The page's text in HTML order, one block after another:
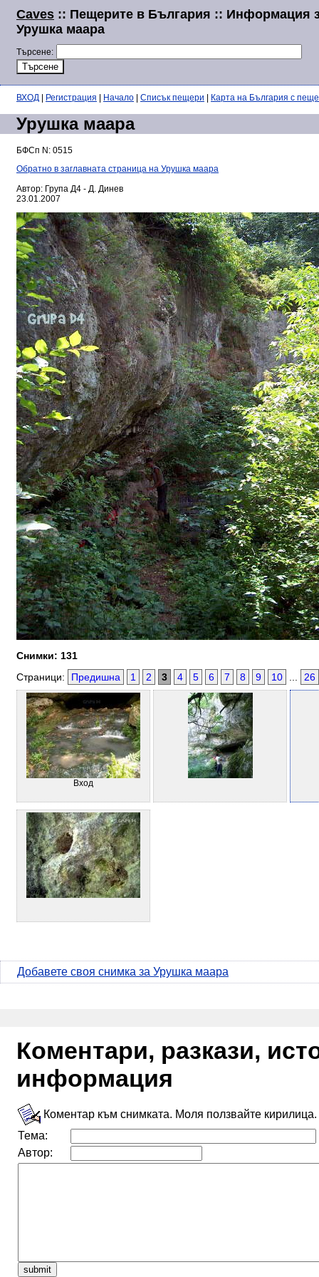
Caves :: Пещерите в България :: Информация
Урушка маара
Търсене:
ВХОД Регистрация Начало Списък пещери Карта на България с
Урушка маара
БФСп N: 0515
Обратно в заглавната страница на Урушка маара
Автор: Група Д4 - Д. Динев
23.01.2007
Снимки: 131
Страници:
Предишна 1 2 3 4 5 6 7 8 9 10 26
Вход
Добавете своя снимка за Урушка маара
Коментари, разкази,
информация
Коментар към снимката. Моля ползвайте кирилица.
Тема:
Автор: